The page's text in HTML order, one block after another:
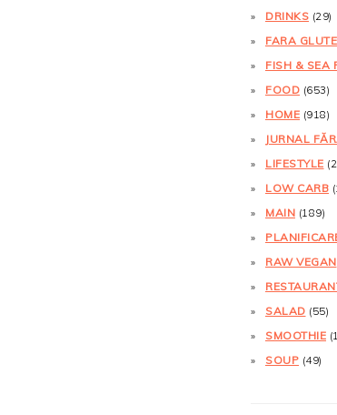
DRINKS (29)
FARA
FISH & SEA
FOOD (653)
HOME (918)
JURNAL
LIFESTYLE
LOW CARB
MAIN (189)
RAW VEGAN
SALAD (55)
SMOOTHIE
SOUP (49)